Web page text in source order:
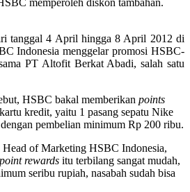
tanggal 4 April hingga 8 April 2012 di
Indonesia menggelar promosi HSBC-
PT Altofit Berkat Abadi, salah satu
HSBC bakal memberikan points
kredit, yaitu 1 pasang sepatu Nike
pembelian minimum Rp 200 ribu.
of Marketing HSBC Indonesia,
point rewards itu terbilang sangat mudah,
seribu rupiah, nasabah sudah bisa